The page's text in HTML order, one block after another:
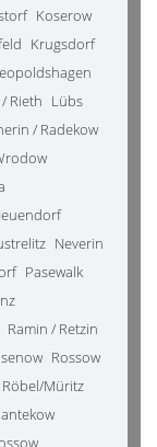
Koserow
Krugsdorf
Rieth Lübs
/ Radekow
Neverin
Pasewalk
Ramin / Retzin
Rossow
Röbel/Müritz